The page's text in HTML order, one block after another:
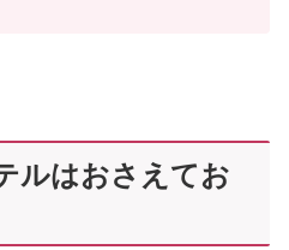
ルはおさえてお